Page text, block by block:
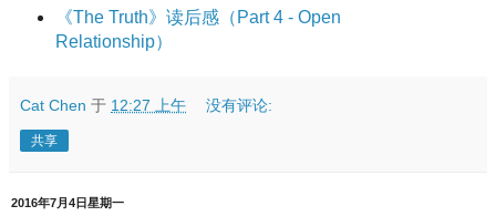
《The Truth》读后感（Part 4 - Open
Relationship）
Cat Chen 于 12:27 上午 没有评论:
共享
2016年7月4日星期一